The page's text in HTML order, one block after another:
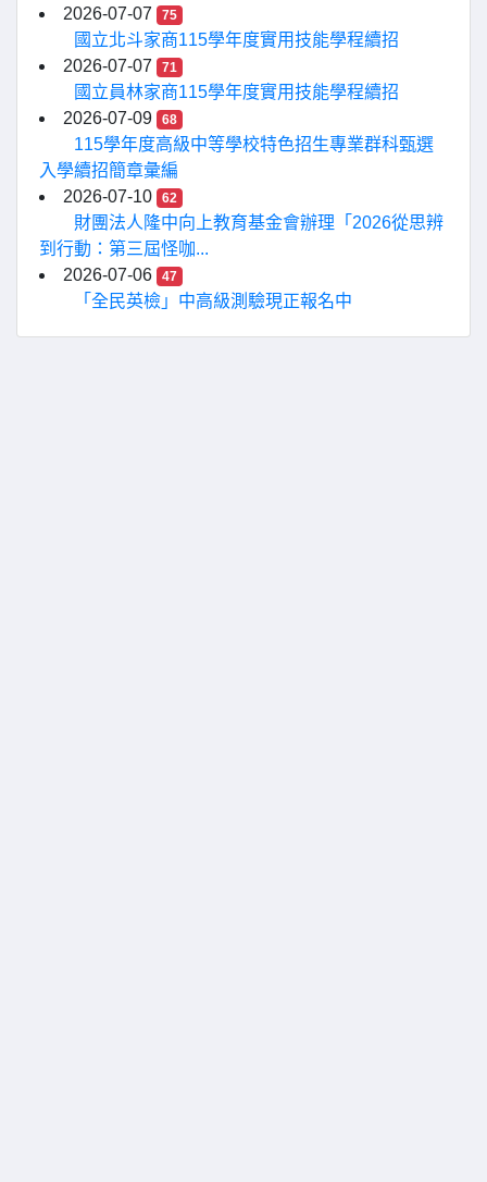
2026-07-07
75
國立北斗家商115學年度實用技能學程續招
2026-07-07
71
國立員林家商115學年度實用技能學程續招
2026-07-09
68
115學年度高級中等學校特色招生專業群科甄選
入學續招簡章彙編
2026-07-10
62
財團法人隆中向上教育基金會辦理「2026從思辨
到行動：第三屆怪咖...
2026-07-06
47
「全民英檢」中高級測驗現正報名中